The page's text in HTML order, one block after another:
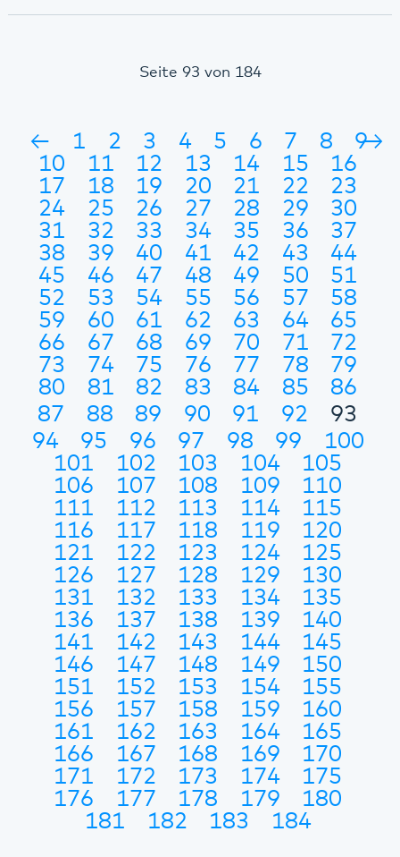
Seite 93 von 184
← 1 2 3 4 5 6 7 8
9
10
11 12 13 14 15
16
17
18 19 20 21 22
23
24
25 26 27 28 29
30
31
32 33 34 35 36
37
38
39 40 41 42 43
44
45
46 47 48 49 50
51
52
53 54 55 56 57
58
59
60 61 62 63 64
65
66
67 68 69 70 71
72
73
74 75 76 77 78
79
80
81 82 83 84 85
86
87
88 89 90 91 92
93
94
95 96 97 98 99
100
101
102 103 104
105
106
107 108 109
110
111
112 113 114
115
116
117 118 119
120
121
122 123 124
125
126
127 128 129
130
131
132 133 134
135
136
137 138 139
140
141
142 143 144
145
146
147 148 149
150
151
152 153 154
155
156
157 158 159
160
161
162 163 164
165
166
167 168 169
170
171
172 173 174
175
176
177 178 179
180
181
182 183 184
→